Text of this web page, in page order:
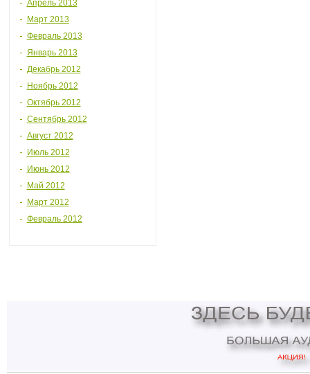
Апрель 2013
Март 2013
Февраль 2013
Январь 2013
Декабрь 2012
Ноябрь 2012
Октябрь 2012
Сентябрь 2012
Август 2012
Июль 2012
Июнь 2012
Май 2012
Март 2012
Февраль 2012